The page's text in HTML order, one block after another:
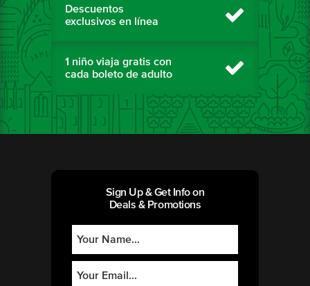
Descuentos
exclusivos en línea
1 niño viaja gratis con
cada boleto de adulto
Sign Up & Get Info on
Deals & Promotions